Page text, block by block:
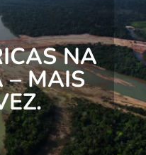
NA
– MAIS